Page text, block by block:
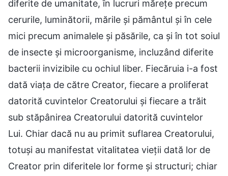
diferite de umanitate, în lucruri mărețe precum
cerurile, luminătorii, mările și pământul și în cele
mici precum animalele și păsările, ca și în tot soiul
de insecte și microorganisme, incluzând diferite
bacterii invizibile cu ochiul liber. Fiecăruia i-a fost
dată viața de către Creator, fiecare a proliferat
datorită cuvintelor Creatorului și fiecare a trăit
sub stăpânirea Creatorului datorită cuvintelor
Lui. Chiar dacă nu au primit suflarea Creatorului,
totuși au manifestat vitalitatea vieții dată lor de
Creator prin diferitele lor forme și structuri; chiar